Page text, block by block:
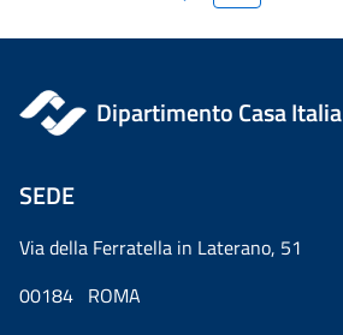
Dipartimento Casa Italia
SEDE
Via della Ferratella in Laterano, 51
00184 ROMA